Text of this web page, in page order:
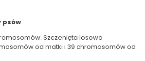
psów
Szczenięta losowo
od matki i 39 chromosomów od